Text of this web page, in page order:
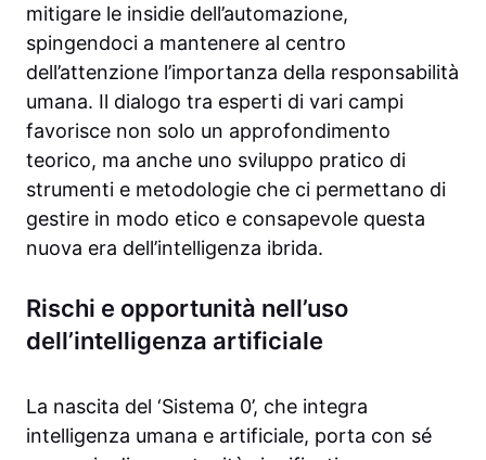
mitigare le insidie dell’automazione,
spingendoci a mantenere al centro
dell’attenzione l’importanza della responsabilità
umana. Il dialogo tra esperti di vari campi
favorisce non solo un approfondimento
teorico, ma anche uno sviluppo pratico di
strumenti e metodologie che ci permettano di
gestire in modo etico e consapevole questa
nuova era dell’intelligenza ibrida.
Rischi e opportunità nell’uso
dell’intelligenza artificiale
La nascita del ‘Sistema 0’, che integra
intelligenza umana e artificiale, porta con sé